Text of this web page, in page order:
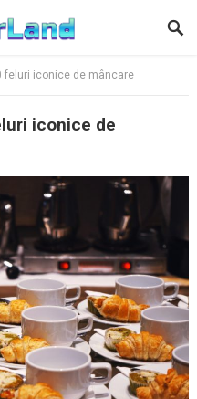
feluri iconice de mâncare
iconice de